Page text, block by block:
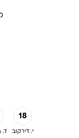
ד.
18
י. ז'ירקוב